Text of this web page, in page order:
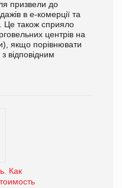
призвели до
в е-комерції та
Це також сприяло
центрів на
якщо порівнювати
відповідним
Как